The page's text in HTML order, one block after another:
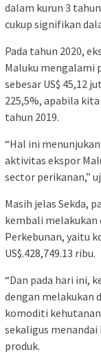
dalam kurun 3
cukup signifikan
Pada tahun 2020,
Maluku mengalami
sebesar US$ 45,12
225,5%, apabila
tahun 2019.
“Hal ini
aktivitas ekspor
sector perikanan,”
Masih jelas Sekda,
kembali
Perkebunan, yaitu
US$.428,749.13 ribu.
“Dan pada hari ini,
dengan melakukan
komoditi
sekaligus
produk.